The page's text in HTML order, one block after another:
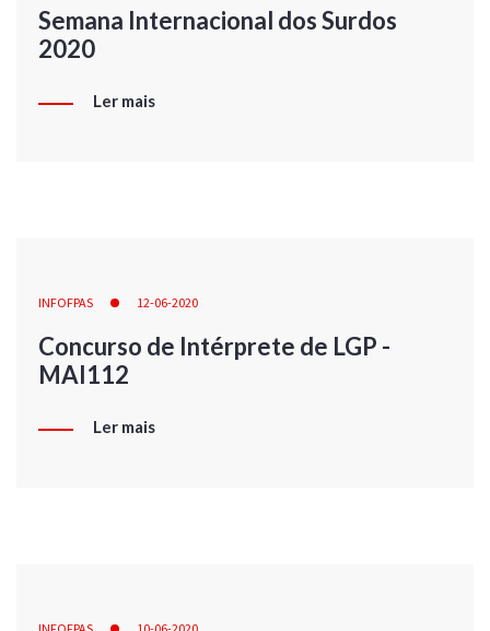
Semana Internacional dos Surdos
2020
Ler mais
INFOFPAS 12-06-2020
Concurso de Intérprete de LGP -
MAI112
Ler mais